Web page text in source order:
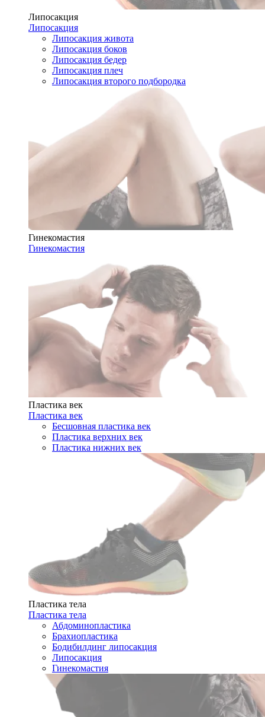
Липосакция
Липосакция
Липосакция живота
Липосакция боков
Липосакция бедер
Липосакция плеч
Липосакция второго подбородка
Гинекомастия
Гинекомастия
Пластика век
Пластика век
Бесшовная пластика век
Пластика верхних век
Пластика нижних век
Пластика тела
Пластика тела
Абдоминопластика
Брахиопластика
Бодибилдинг липосакция
Липосакция
Гинекомастия